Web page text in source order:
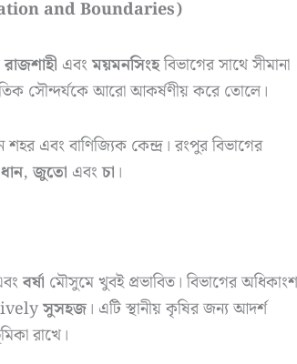
and Boundaries)
রাজশাহী এবংময়মনসিংহবিভাগের সাথে সীমানা
সৌন্দর্যকে আরো আকর্ষণীয় করে তোলে।
শহর এবং বাণিজ্যিক কেন্দ্র। রংপুর বিভাগের
ধান,জুতো এবংচা ।
বর্ষা মৌসুমে খুবই প্রভাবিত। বিভাগের অধিকাংশ
সুসহজ। এটি স্থানীয় কৃষির জন্য আদর্শ
রাখে।